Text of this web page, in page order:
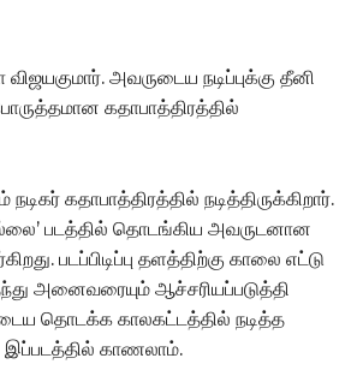
அவருடைய நடிப்புக்கு தீனி
கதாபாத்திரத்தில்
கதாபாத்திரத்தில் நடித்திருக்கிறார்.
படத்தில் தொடங்கிய அவருடனான
படப்பிடிப்பு தளத்திற்கு காலை எட்டு
அனைவரையும் ஆச்சரியப்படுத்தி
தொடக்க காலகட்டத்தில் நடித்த
இப்படத்தில் காணலாம்.